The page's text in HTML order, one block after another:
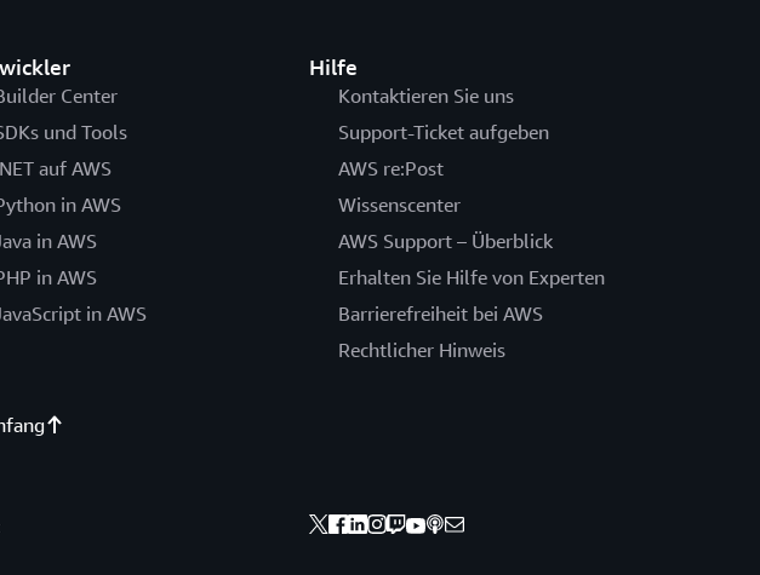
Center
und Tools
auf AWS
in AWS
in AWS
in AWS
in AWS
Hilfe
Kontaktieren Sie uns
Support-Ticket aufgeben
AWS re:Post
Wissenscenter
AWS Support – Überblick
Erhalten Sie Hilfe von Experten
Barrierefreiheit bei AWS
Rechtlicher Hinweis